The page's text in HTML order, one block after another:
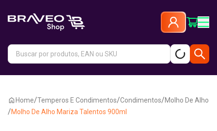
Home/Temperos E Condimentos/Condimentos/Molho De Alho
/Molho De Alho Mariza Talentos 900ml